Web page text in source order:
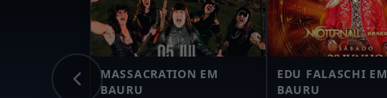
MASSACRATION EM
BAURU
EDU FALASCHI EM
BAURU